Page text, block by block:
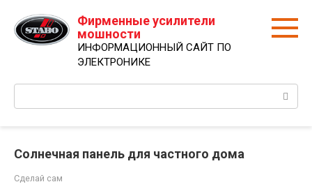
контенту
Фирменные усилители
мошности
ИНФОРМАЦИОННЫЙ САЙТ ПО
ЭЛЕКТРОНИКЕ
Поиск:
Солнечная панель для частного дома
Сделай сам